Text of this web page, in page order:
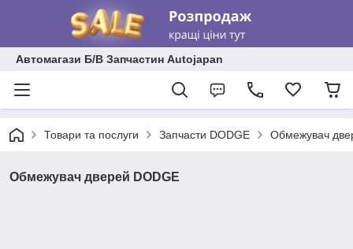
Автомагази Б/В Запчастин Autojapan
Товари та послуги Запчасти DODGE Обмежувач
Обмежувач дверей DODGE